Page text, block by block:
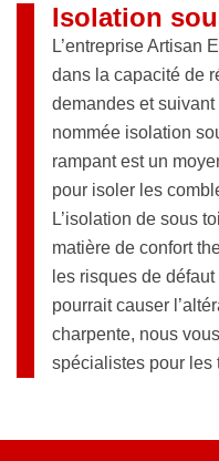
Isolation
L’entreprise Artisan
dans la capacité de
demandes et suivant
nommée isolation
rampant est un
pour isoler les
L’isolation de sous
matière de confort
les risques de
pourrait causer
charpente, nous
spécialistes pour les